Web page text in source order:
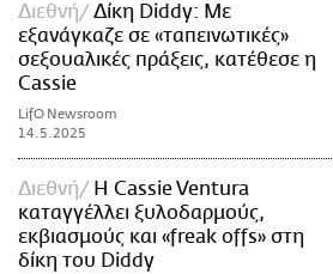
Διεθνή
Δίκη Diddy: Με
εξανάγκαζε σε «ταπεινωτικές»
σεξουαλικές πράξεις, κατέθεσε η
Cassie
LifO Newsroom
14.5.2025
Διεθνή
Η Cassie Ventura
καταγγέλλει ξυλοδαρμούς,
εκβιασμούς και «freak offs» στη
δίκη του Diddy